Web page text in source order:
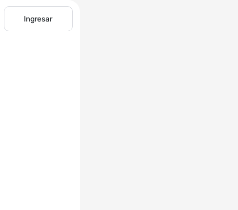
Ingresar